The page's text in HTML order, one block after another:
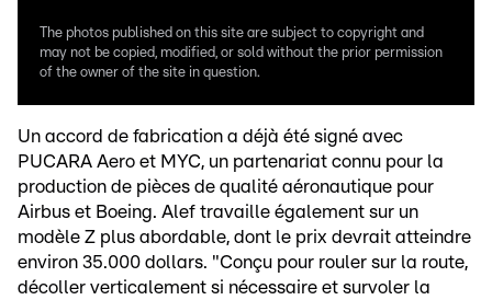
The photos published on this site are subject to copyright and
may not be copied, modified, or sold without the prior permission
of the owner of the site in question.
Un accord de fabrication a déjà été signé avec
PUCARA Aero et MYC, un partenariat connu pour la
production de pièces de qualité aéronautique pour
Airbus et Boeing. Alef travaille également sur un
modèle Z plus abordable, dont le prix devrait atteindre
environ 35.000 dollars. "Conçu pour rouler sur la route,
décoller verticalement si nécessaire et survoler la